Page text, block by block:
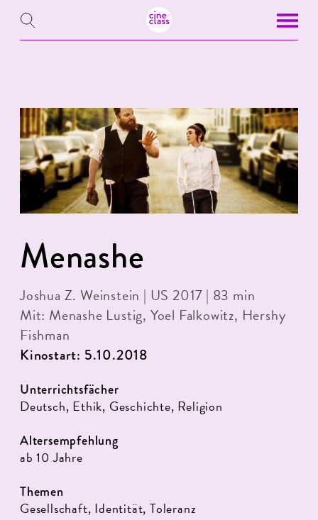
Menashe
Joshua Z. Weinstein | US 2017 | 83 min
Mit: Menashe Lustig, Yoel Falkowitz, Hershy
Fishman
Kinostart: 5.10.2018
Unterrichtsfächer
Deutsch, Ethik, Geschichte, Religion
Altersempfehlung
ab 10 Jahre
Themen
Gesellschaft, Identität, Toleranz